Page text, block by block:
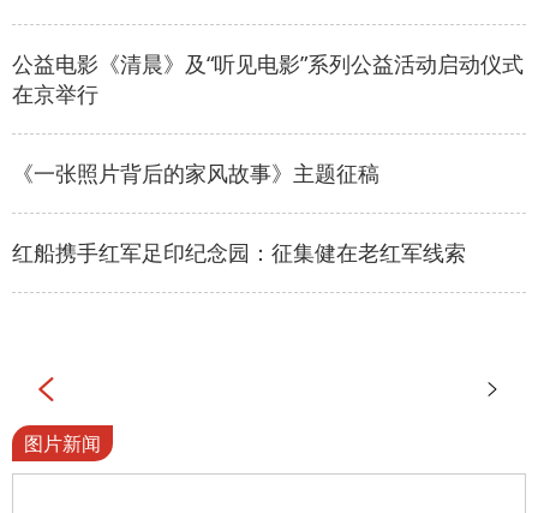
公益电影《清晨》及“听见电影”系列公益活动启动仪式
在京举行
《一张照片背后的家风故事》主题征稿
红船携手红军足印纪念园：征集健在老红军线索
 
图片新闻